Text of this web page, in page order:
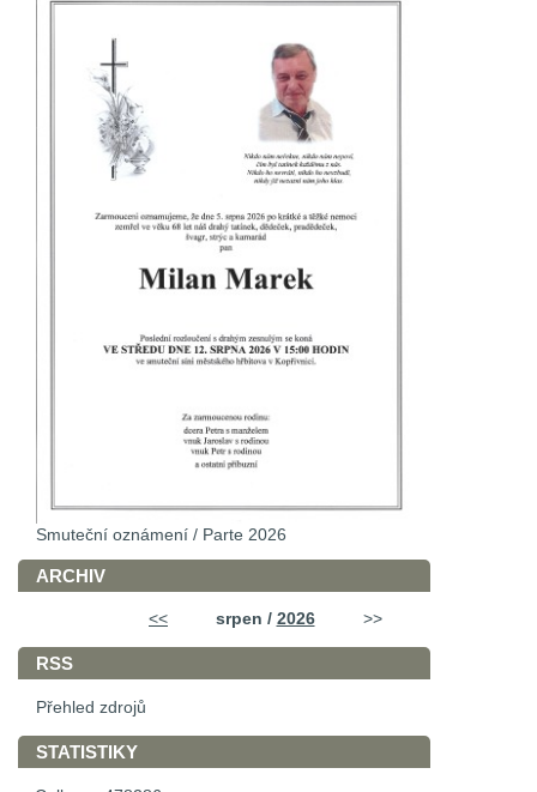
Smuteční oznámení / Parte 2026
ARCHIV
<< srpen / 2026 >>
RSS
Přehled zdrojů
STATISTIKY